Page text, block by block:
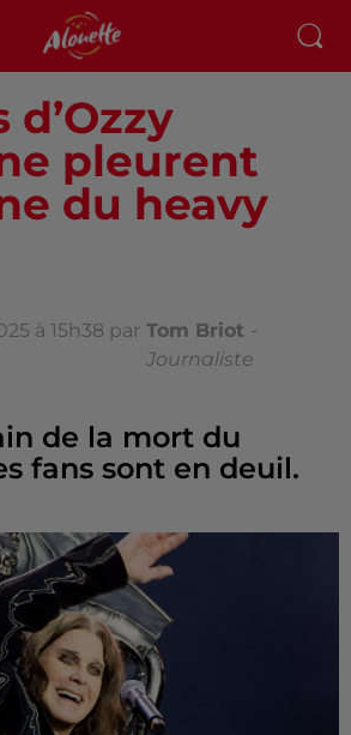
d’Ozzy
pleurent
du heavy
à 15h38 par Tom Briot -
Journaliste
de la mort du
fans sont en deuil.